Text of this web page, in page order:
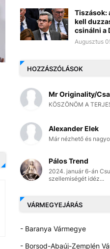
Tiszások:
kell
csinálni a
Augusztus
HOZZÁSZÓLÁSOK
Mr Originality/
KÖSZÖNÖM A
Alexander Elek
Már nézhető és
Pálos Trend
2024. január 6-án
szellemiségét idéz...
VÁRMEGYEJÁRÁS
- Baranya Vármegye
- Borsod-Abaúj-Zemplén